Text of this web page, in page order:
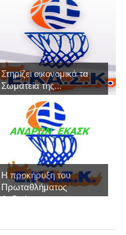
Στηρίζει οικονομικά τα
Σωματεία της...
Η προκήρυξη του
Πρωταθλήματος
Ανδρώ...